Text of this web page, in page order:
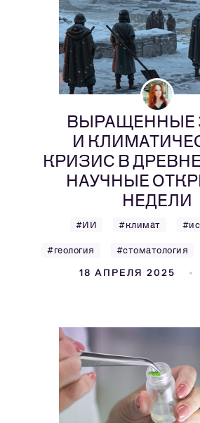
ВЫРАЩЕННЫЕ
И
КРИЗИС В
НАУЧНЫЕ
НЕДЕЛИ
#ИИ #климат
#геология #стоматология
18 АПРЕЛЯ 2025